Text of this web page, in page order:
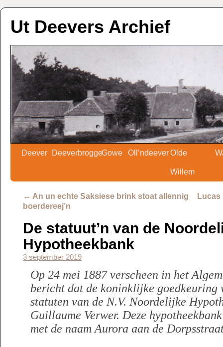
Ut Deevers Archief
Deever DeeverbroggeGowe Oll’ndeeverOlde
Willem
← An un echte Saksiese brink stoat allennig
boerdereej’n
Lucas
De statuut’n van de
Hypotheekbank
3 september 2019
Op 24 mei 1887 verscheen in het
bericht dat de koninklijke goedkeuring
statuten van de N.V. Noordelijke
Guillaume Verwer. Deze
met de naam Aurora aan de